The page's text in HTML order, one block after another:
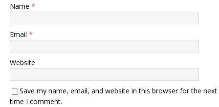
Name *
Email *
Website
Save my name, email, and website in this browser for the next
time I comment.